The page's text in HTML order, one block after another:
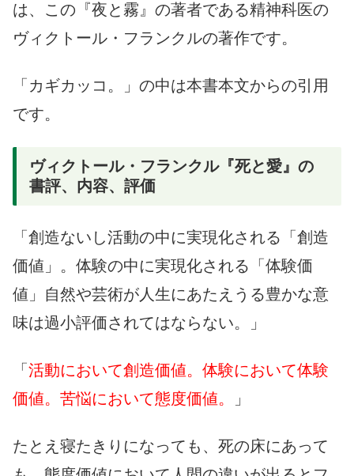
は、この『夜と霧』の著者である精神科医の
ヴィクトール・フランクルの著作です。
「カギカッコ。」の中は本書本文からの引用
です。
ヴィクトール・フランクル『死と愛』の
書評、内容、評価
「創造ないし活動の中に実現化される「創造
価値」。体験の中に実現化される「体験価
値」自然や芸術が人生にあたえうる豊かな意
味は過小評価されてはならない。」
「 活動において創造価値。体験において体験
価値。苦悩において態度価値。
」
たとえ寝たきりになっても、死の床にあって